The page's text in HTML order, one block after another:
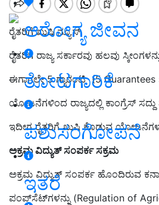
ಆರೋಗ್ಯ ಜೀವನ
ತೋಟಗಾರಿಕೆ
ಪಶುಸಂಗೋಪನೆ
ಇತರೆ
ರೈತರಿಗೆ ಖುಷಿ ನ್ಯೂಸ್‌
ರೈತರಿಗೆ ರಾಜ್ಯ ಸರ್ಕಾರವು ಹಲವು
ಈಗಾಗಲೇ 5 ಗ್ಯಾರಂಟಿ (5 Guarantees
ಯೋಜನೆಗಳಿಂದ ರಾಜ್ಯದಲ್ಲಿ ಕಾಂಗ್ರೆಸ್‌ ಸದ್ದು
ಇದೀಗ ರೈತರಿಗೆ ಖುಷಿ ಕೊಡುವ
ಅಕ್ರಮ ವಿದ್ಯುತ್‌ ಸಂಪರ್ಕ ಸಕ್ರಮ
ಅಕ್ರಮ ವಿದ್ಯುತ್ ಸಂಪರ್ಕ ಹೊಂದಿರುವ
ಪಂಪ್‌ಸೆಟ್‌ಗಳನ್ನು (Regulation of